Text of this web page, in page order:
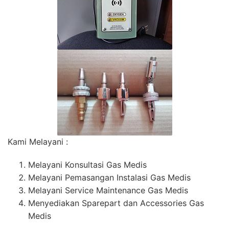
Kami Melayani :
Melayani Konsultasi Gas Medis
Melayani Pemasangan Instalasi Gas Medis
Melayani Service Maintenance Gas Medis
Menyediakan Sparepart dan Accessories Gas
Medis